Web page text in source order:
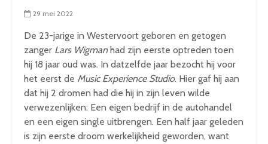
29 mei 2022
De 23-jarige in Westervoort geboren en getogen
zanger Lars Wigmanhad zijn eerste optreden toen
hij 18 jaar oud was. In datzelfde jaar bezocht hij voor
het eerst de Music Experience Studio. Hier gaf hij aan
dat hij 2 dromen had die hij in zijn leven wilde
verwezenlijken: Een eigen bedrijf in de autohandel
en een eigen single uitbrengen. Een half jaar geleden
is zijn eerste droom werkelijkheid geworden, want